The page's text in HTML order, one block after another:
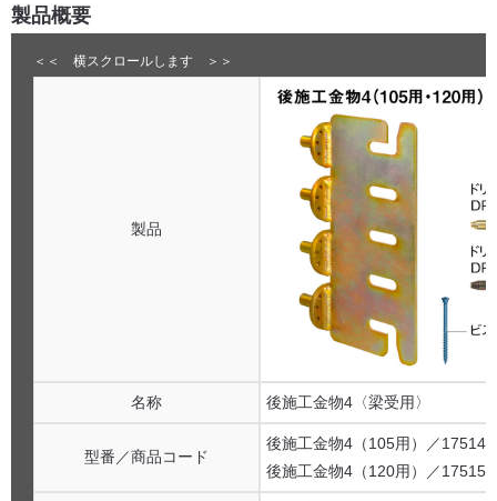
製品概要
製品
名称 後施工金物4〈梁受用〉
型番／商品コード
後施工金物4（105用）／175140
後施工金物4（120用）／175150